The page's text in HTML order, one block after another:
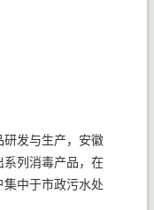
研发与生产，安徽
系列消毒产品，在
中于市政污水处